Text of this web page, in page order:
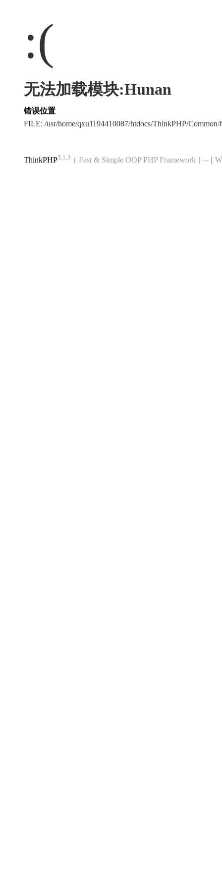
:(
无法加载模块:Hunan
错误位置
FILE: /usr/home/qxu1194410087/htdocs/ThinkPHP/
ThinkPHP3.1.3 { Fast & Simple OOP PHP Framework } -- [